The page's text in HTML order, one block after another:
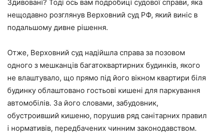
Здивовані? Тоді ось вам подробиці судової справи, яка
нещодавно розглянув Верховний суд РФ, який виніс в
подальшому дивне рішення.
Отже, Верховний суд надійшла справа за позовом
одного з мешканців багатоквартирних будинків, якого
не влаштувало, що прямо під його вікном квартири біля
будинку облаштовано гостьові кишені для паркування
автомобілів. За його словами, забудовник,
обустроивший кишеню, порушив ряд санітарних правил
і нормативів, передбачених чинним законодавством.